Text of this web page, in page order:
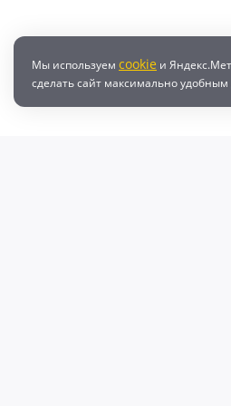
Мы используем cookie и
сделать сайт максимально удобным